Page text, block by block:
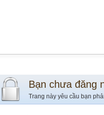
Bạn chưa đăng
Trang này yêu cầu bạn